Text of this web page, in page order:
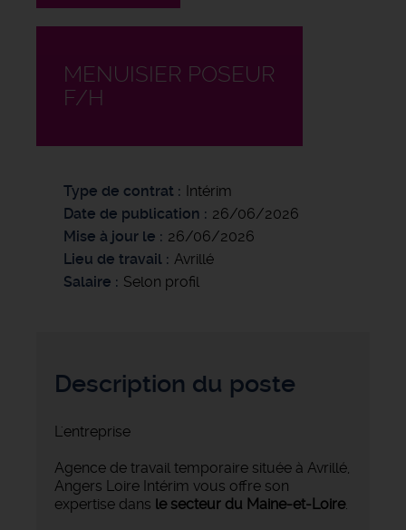
MENUISIER POSEUR
F/H
Type de contrat
Intérim
Date de publication
26/06/2026
Mise à jour le
26/06/2026
Lieu de travail
Avrillé
Salaire
Selon profil
Description du poste
L'entreprise
Agence de travail temporaire située à Avrillé,
Angers Loire Intérim vous offre son
expertise dans le secteur du Maine-et-Loire.